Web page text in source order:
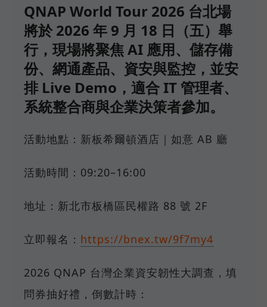
QNAP World Tour 2026 台北場
將於 2026 年 9 月 18 日（五）舉
行，現場將聚焦 AI 應用、儲存備
份、網通產品、資安與監控，並安
排 Live Demo，適合 IT 管理者、
系統整合商與企業決策者參加。
活動地點：新板希爾頓酒店｜如意 AB 廳
活動時間：09:20–16:00
地址：新北市板橋區民權路 88 號 2F
立即報名： https://bnex.tw/9f7my4
2026 QNAP 台灣企業資安韌性大調查，填
問券抽好禮，倒數計時：